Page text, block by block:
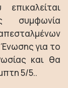
συμφωνία
για το
και θα
5/5..